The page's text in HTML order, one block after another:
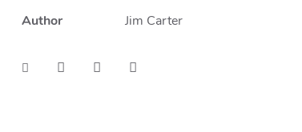
Author Jim Carter